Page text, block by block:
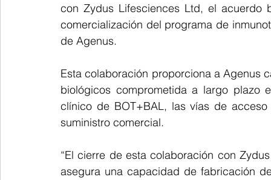
con Zydus Lifesciences Ltd, el acuerdo
comercialización del programa de
de Agenus.
Esta colaboración proporciona a Agenus
biológicos comprometida a largo plazo
clínico de BOT+BAL, las vías de
suministro comercial.
“El cierre de esta colaboración con
asegura una capacidad de fabricación